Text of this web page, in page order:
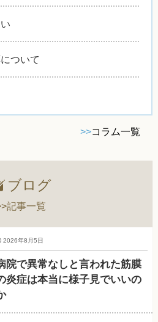
ついて
>>コラム一覧
ブログ
記事一覧
院で異常なしと言われた筋膜
炎症は本当に様子見でいいの
2026年8月5日